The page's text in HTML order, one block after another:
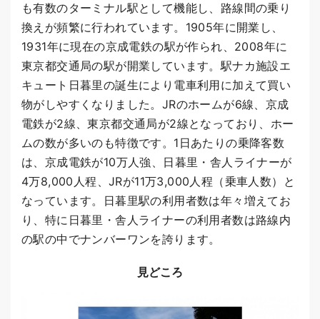
も有数のターミナル駅として機能し、路線間の乗り
換えが頻繁に行われています。1905年に開業し、
1931年に現在の京成電鉄の駅が作られ、2008年に
東京都交通局の駅が開業しています。駅ナカ施設エ
キュート日暮里の誕生により電車利用に加えて買い
物がしやすくなりました。JRのホームが6線、京成
電鉄が2線、東京都交通局が2線となっており、ホー
ムの数が多いのも特徴です。1日あたりの乗降客数
は、京成電鉄が10万人強、日暮里・舎人ライナーが
4万8,000人程、JRが11万3,000人程（乗車人数）と
なっています。日暮里駅の利用者数は年々増えてお
り、特に日暮里・舎人ライナーの利用者数は路線内
の駅の中でナンバーワンを誇ります。
見どころ